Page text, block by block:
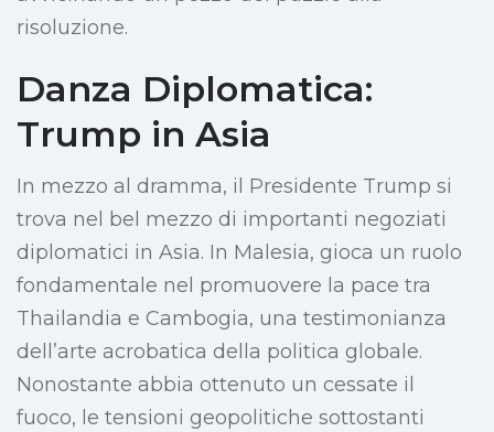
risoluzione.
Danza Diplomatica:
Trump in Asia
In mezzo al dramma, il Presidente Trump si
trova nel bel mezzo di importanti negoziati
diplomatici in Asia. In Malesia, gioca un ruolo
fondamentale nel promuovere la pace tra
Thailandia e Cambogia, una testimonianza
dell’arte acrobatica della politica globale.
Nonostante abbia ottenuto un cessate il
fuoco, le tensioni geopolitiche sottostanti